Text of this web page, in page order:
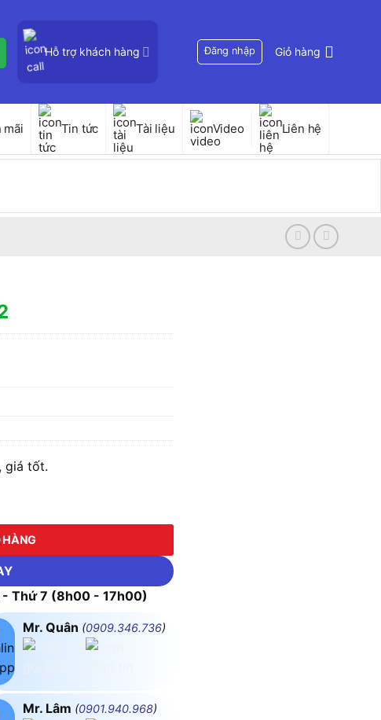
Hỗ trợ khách hàng Đăng nhập Giỏ hàng
mãi Tin tức Tài liệu Video Liên hệ
giá tốt.
HÀNG
- Thứ 7 (8h00 - 17h00)
Mr. Quân (0909.346.736)
Mr. Lâm (0901.940.968)